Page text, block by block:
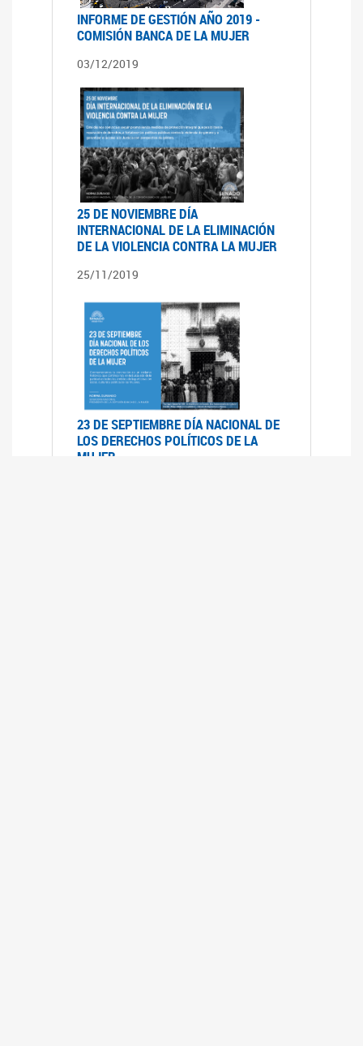
INFORME DE GESTIÓN AÑO 2019 -
COMISIÓN BANCA DE LA MUJER
03/12/2019
25 DE NOVIEMBRE DÍA
INTERNACIONAL DE LA ELIMINACIÓN
DE LA VIOLENCIA CONTRA LA MUJER
25/11/2019
23 DE SEPTIEMBRE DÍA NACIONAL DE
LOS DERECHOS POLÍTICOS DE LA
MUJER